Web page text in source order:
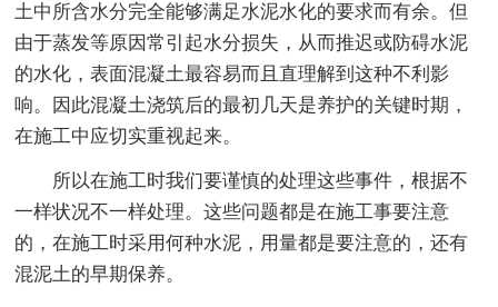
土中所含水分完全能够满足水泥水化的要求而有余。但
由于蒸发等原因常引起水分损失，从而推迟或防碍水泥
的水化，表面混凝土最容易而且直理解到这种不利影
响。因此混凝土浇筑后的最初几天是养护的关键时期，
在施工中应切实重视起来。
所以在施工时我们要谨慎的处理这些事件，根据不
一样状况不一样处理。这些问题都是在施工事要注意
的，在施工时采用何种水泥，用量都是要注意的，还有
混泥土的早期保养。